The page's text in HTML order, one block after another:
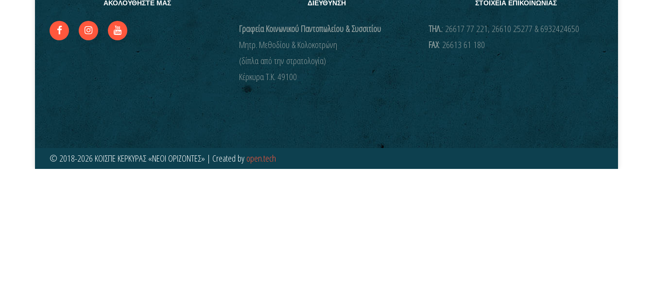
ΑΚΟΛΟΥΘΗΣΤΕ ΜΑΣ ΔΙΕΥΘΥΝΣΗ
Γραφεία Κοινωνικού Παντοπωλείου & Συσσιτίου
Μητρ. Μεθοδίου & Κολοκοτρώνη
(δίπλα από την στρατολογία)
Kέρκυρα Τ.Κ. 49100
ΣΤΟΙΧΕΙΑ ΕΠΙΚΟΙΝΩΝΙΑΣ
ΤΗΛ.: 26617 77 221, 26610 25277 & 6932424650
FAX: 26613 61 180
© 2018-2026 ΚΟΙΣΠΕ ΚΕΡΚΥΡΑΣ «ΝΕΟΙ ΟΡΙΖΟΝΤΕΣ» | Created byopen.tech